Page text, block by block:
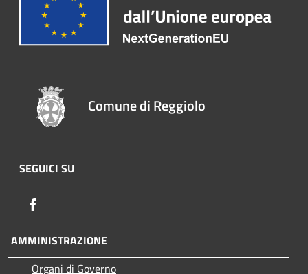
Comune di Reggiolo
SEGUICI SU
AMMINISTRAZIONE
Organi di Governo